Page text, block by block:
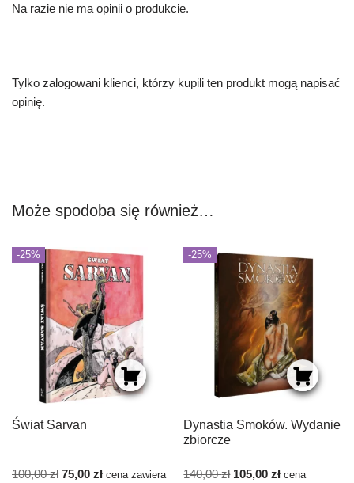
Na razie nie ma opinii o produkcie.
Tylko zalogowani klienci, którzy kupili ten produkt mogą napisać
opinię.
Może spodoba się również…
-25%
Świat Sarvan
100,00zł 75,00 zł cena zawiera
-25%
Dynastia Smoków. Wydanie
zbiorcze
140,00zł 105,00zł cena